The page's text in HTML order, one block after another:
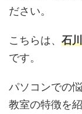
ださい。
こちらは、 石
です。
パソコンでの
教室の特徴を